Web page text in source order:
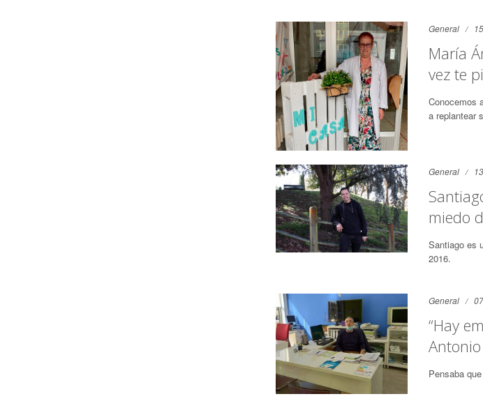
General
María
vez te
Conocemos
a replantear
General
miedo
Santiago es
2016.
General
“Hay
Pensaba